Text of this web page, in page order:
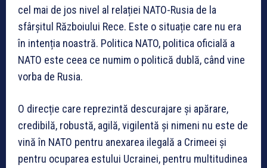
cel mai de jos nivel al relației NATO-Rusia de la
sfârșitul Războiului Rece. Este o situație care nu era
în intenția noastră. Politica NATO, politica oficială a
NATO este ceea ce numim o politică dublă, când vine
vorba de Rusia.
O direcție care reprezintă descurajare și apărare,
credibilă, robustă, agilă, vigilentă și nimeni nu este de
vină în NATO pentru anexarea ilegală a Crimeei și
pentru ocuparea estului Ucrainei, pentru multitudinea